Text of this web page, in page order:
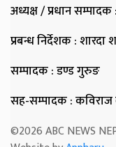
अध्यक्ष / प्रधान सम्पादक
प्रबन्ध निर्देशक: शारदा
सम्पादक: डण्ड गुरुङ
सह-सम्पादक: कविराज
©2026 ABC NEWS